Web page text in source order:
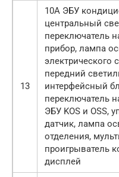
13
10А ЭБУ
центральный
переключатель
прибор, лампа
электрического
передний
интерфейсный
переключатель
ЭБУ KOS и OSS,
датчик, лампа
отделения,
проигрыватель
дисплей